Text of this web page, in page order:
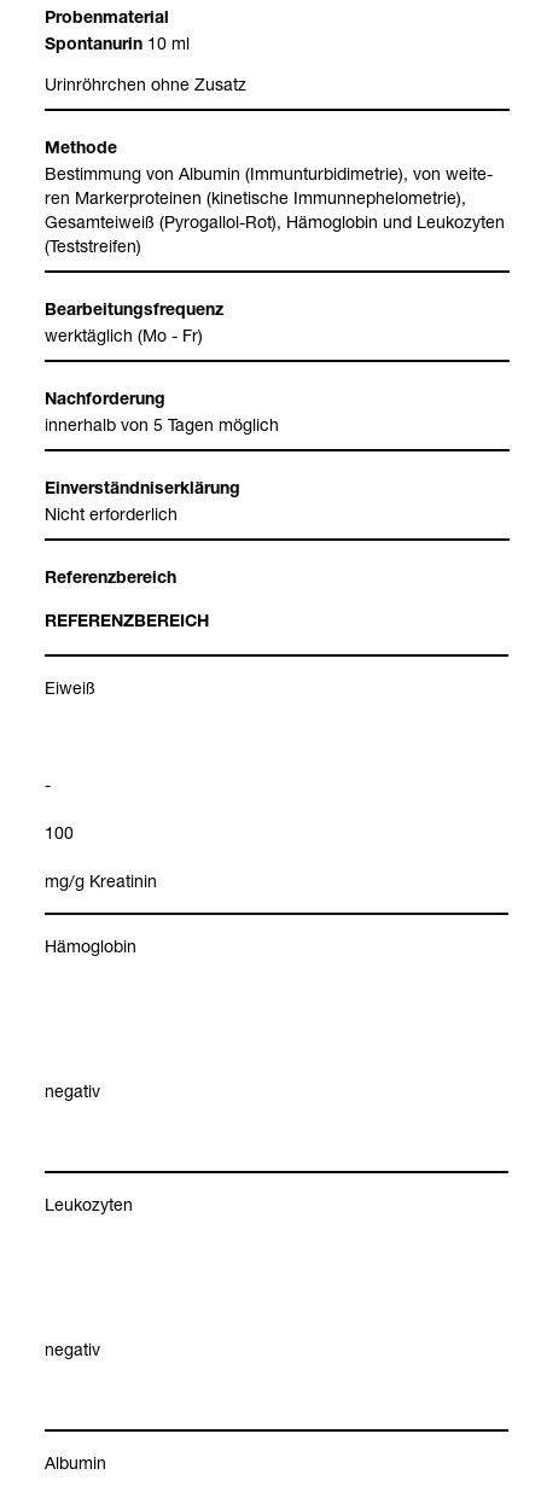
Pro­ben­ma­te­rial
Spon­tanurin 10 ml
Urin­röhr­chen ohne Zusatz
Methode
Bestim­mung von Albu­min (Immun­tur­bi­di­me­trie), von wei­te­
ren Mar­ker­pro­te­inen (kine­ti­sche Immun­ne­ph­e­lo­me­trie),
Gesamt­ei­weiß (Pyro­gal­lol-​Rot), Hämo­glo­bin und Leu­ko­zy­ten
(Test­strei­fen)
Bear­bei­tungs­fre­quenz
werk­täg­lich (Mo - Fr)
Nach­for­de­rung
inner­halb von 5 Tagen mög­lich
Ein­ver­ständ­nis­er­klä­rung
Nicht erfor­der­lich
Refe­renz­be­reich
REFE­RENZ­BE­REICH
Eiweiß
-
100
mg/g Krea­ti­nin
Hämo­glo­bin
nega­tiv
Leu­ko­zy­ten
nega­tiv
Albu­min